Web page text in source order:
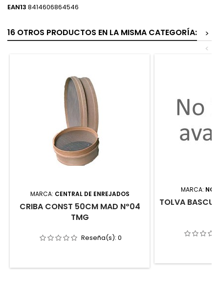
EAN13 8414606864546
16 OTROS PRODUCTOS EN LA MISMA CATEGORÍA:
>
<
MARCA: CENTRAL DE ENREJADOS
CRIBA CONST 50CM MAD Nº04
TMG
Reseña(s): 0
MARCA:
TOLVA